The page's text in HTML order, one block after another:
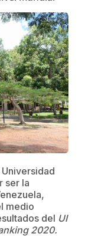
ser la
medio
del UI
2020.